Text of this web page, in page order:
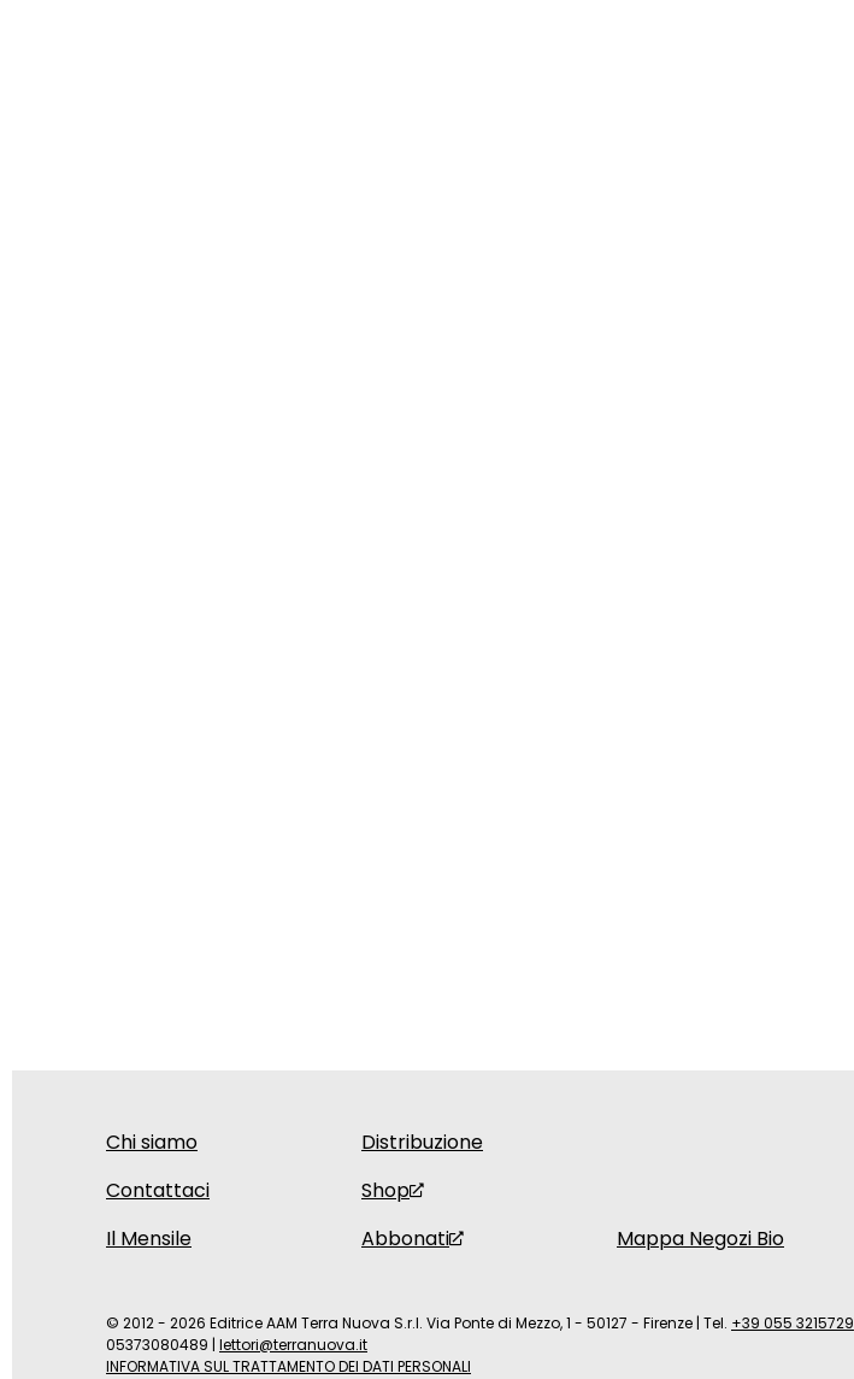
Chi siamo
Contattaci
Il Mensile
Distribuzione
Shop
Abbonati
Mappa Negozi Bio
© 2012 - 2026 Editrice AAM Terra Nuova S.r.l. Via Ponte di Mezzo, 1 - 50127 - Firenze | Tel. +39 055 3215729
05373080489 | lettori@terranuova.it
INFORMATIVA SUL TRATTAMENTO DEI DATI PERSONALI